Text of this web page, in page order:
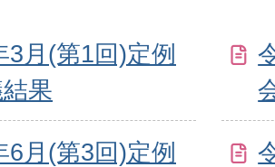
3月(第1回)定例
果
6月(第3回)定例